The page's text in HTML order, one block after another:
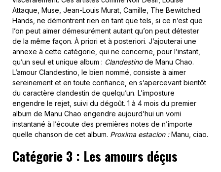
Attaque, Muse, Jean-Louis Murat, Camille, The Bewitched
Hands, ne démontrent rien en tant que tels, si ce n’est que
l’on peut aimer démesurément autant qu’on peut détester
de la même façon. À priori et à posteriori. J’ajouterai une
annexe à cette catégorie, qui ne concerne, pour l’instant,
qu’un seul et unique album : Clandestinode Manu Chao.
L’amour Clandestino, le bien nommé, consiste à aimer
sereinement et en toute confiance, en s’apercevant bientôt
du caractère clandestin de quelqu’un. L’imposture
engendre le rejet, suivi du dégoût. 1 à 4 mois du premier
album de Manu Chao engendre aujourd’hui un vomi
instantané à l’écoute des premières notes de n’importe
quelle chanson de cet album. Proxima estacion :Manu, ciao.
Catégorie 3 : Les amours déçus